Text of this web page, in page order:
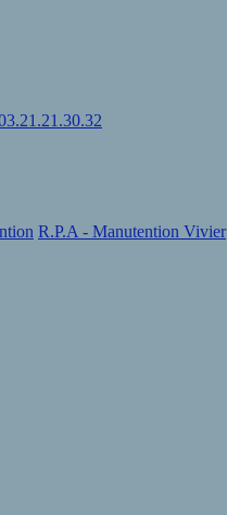
R.P.A - Manutention Vivier